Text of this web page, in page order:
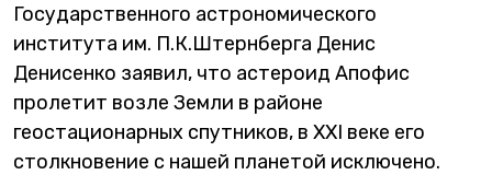
Государственного астрономического
института им. П.К.Штернберга Денис
Денисенко заявил, что астероид Апофис
пролетит возле Земли в районе
геостационарных спутников, в XXI веке его
столкновение с нашей планетой исключено.